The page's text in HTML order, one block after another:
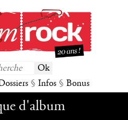
§ Infos § Bonus
d'album